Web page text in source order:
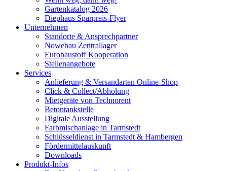
Gartenkatalog 2026
Diephaus Sparpreis-Flyer
Unternehmen
Standorte & Ansprechpartner
Nowebau Zentrallager
Eurobaustoff Kooperation
Stellenangebote
Services
Anlieferung & Versandarten Online-Shop
Click & Collect/Abholung
Mietgeräte von Technorent
Betontankstelle
Digitale Ausstellung
Farbmischanlage in Tarmstedt
Schlüsseldienst in Tarmstedt & Hambergen
Fördermittelauskunft
Downloads
Produkt-Infos